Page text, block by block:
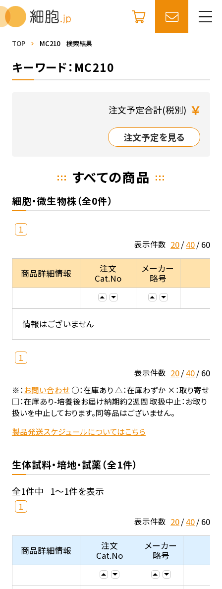
TOP MC210 検索結果
キーワード：MC210
注文予定合計(税別) ￥
注文予定を見る
すべての商品
細胞・微生物株（全0件）
1
表示件数 20 40 60
商品詳細情報
注文
Cat.No
メーカー
略号
情報はございません
1
表示件数 20 40 60
※：お問い合わせ○：在庫あり △：在庫わずか ×：取り寄せ
□：在庫あり-培養後お届け納期約2週間 取扱中止：お取り
扱いを中止しております。同等品はございません。
製品発送スケジュールについてはこちら
生体試料・培地・試薬（全1件）
全1件中 1～1件を表示
1
表示件数 20 40 60
商品詳細情報
注文
Cat.No
メーカー
略号